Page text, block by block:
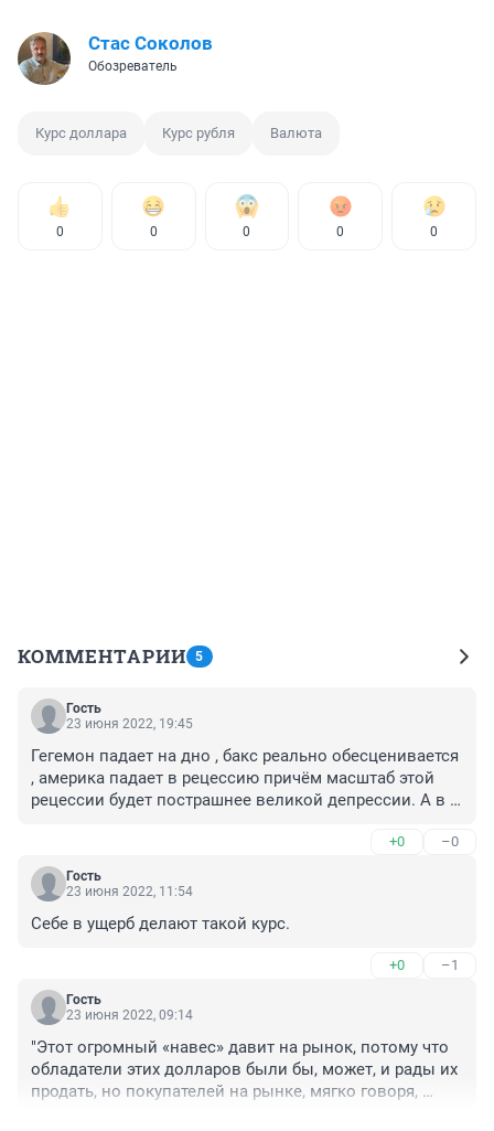
Стас Соколов
Обозреватель
Курс доллара Курс рубля Валюта
0 0 0 0 0
КОММЕНТАРИИ 5
Гость
23 июня 2022, 19:45
Гегемон падает на дно , бакс реально обесценивается
, америка падает в рецессию причём масштаб этой
рецессии будет пострашнее великой депрессии. А в
. причём катастрофическими темпами , Китай и Индия
потребляет немыслемое количество ресурсов для
себя и для мировой экономики . Если раньше на
сейчас балом правит продавец . По подсчетам ученых
средневековье - езда на лошадях , копание в свлкой
с целью добычи пластика как топлива и тому
подобное . Правда есть нюанс - РФ обладает более
половины всех ресурсов планеты - поэто некоторым
"русским" очень важно уничтожить любыми путями
Русский мир .
+0 –0
Гость
23 июня 2022, 11:54
Себе в ущерб делают такой курс.
+0 –1
Гость
23 июня 2022, 09:14
"Этот огромный «навес» давит на рынок, потому что
обладатели этих долларов были бы, может, и рады их
продать, но покупателей на рынке, мягко говоря,